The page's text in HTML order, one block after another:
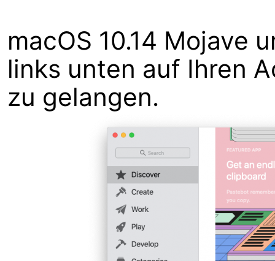
macOS 10.14 Mojave
links unten auf Ihren
zu gelangen.